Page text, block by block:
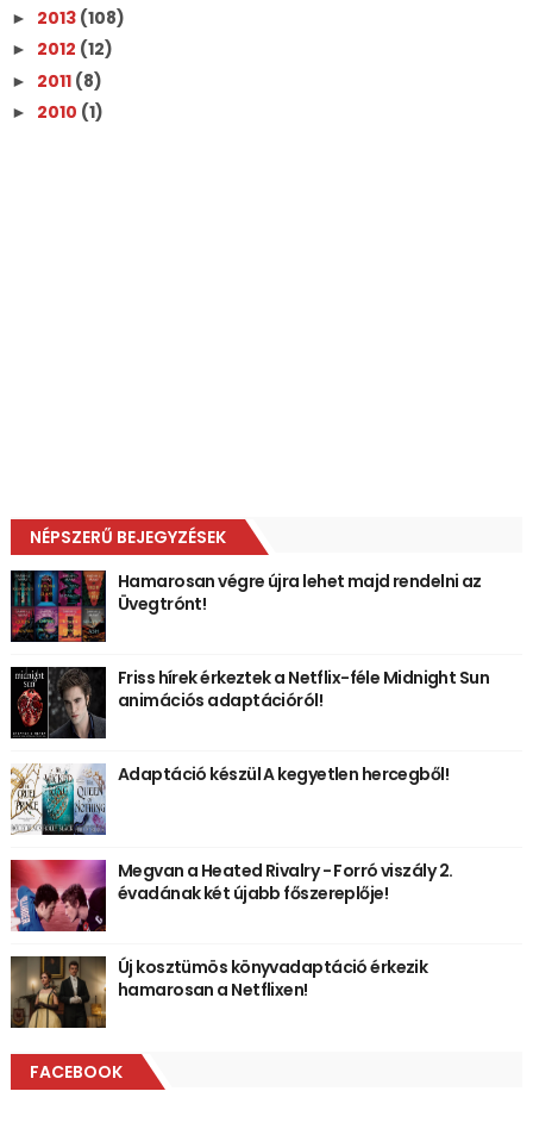
► 2013 (108)
► 2012 (12)
► 2011 (8)
► 2010 (1)
NÉPSZERŰ BEJEGYZÉSEK
Hamarosan végre újra lehet majd rendelni az
Üvegtrónt!
Friss hírek érkeztek a Netflix-féle Midnight Sun
animációs adaptációról!
Adaptáció készül A kegyetlen hercegből!
Megvan a Heated Rivalry - Forró viszály 2.
évadának két újabb főszereplője!
Új kosztümös könyvadaptáció érkezik
hamarosan a Netflixen!
FACEBOOK